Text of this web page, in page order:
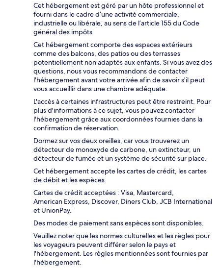
Cet hébergement est géré par un hôte professionnel et
fourni dans le cadre d’une activité commerciale,
industrielle ou libérale, au sens de l’article 155 du Code
général des impôts
Cet hébergement comporte des espaces extérieurs
comme des balcons, des patios ou des terrasses
potentiellement non adaptés aux enfants. Si vous avez des
questions, nous vous recommandons de contacter
l'hébergement avant votre arrivée afin de savoir s'il peut
vous accueillir dans une chambre adéquate.
L'accès à certaines infrastructures peut être restreint. Pour
plus d'informations à ce sujet, vous pouvez contacter
l'hébergement grâce aux coordonnées fournies dans la
confirmation de réservation.
Dormez sur vos deux oreilles, car vous trouverez un
détecteur de monoxyde de carbone, un extincteur, un
détecteur de fumée et un système de sécurité sur place.
Cet hébergement accepte les cartes de crédit, les cartes
de débit et les espèces.
Cartes de crédit acceptées : Visa, Mastercard,
American Express, Discover, Diners Club, JCB International
et UnionPay.
Des modes de paiement sans espèces sont disponibles.
Veuillez noter que les normes culturelles et les règles pour
les voyageurs peuvent différer selon le pays et
l'hébergement. Les règles mentionnées sont fournies par
l'hébergement.